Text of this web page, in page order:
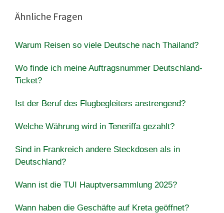
Ähnliche Fragen
Warum Reisen so viele Deutsche nach Thailand?
Wo finde ich meine Auftragsnummer Deutschland-
Ticket?
Ist der Beruf des Flugbegleiters anstrengend?
Welche Währung wird in Teneriffa gezahlt?
Sind in Frankreich andere Steckdosen als in
Deutschland?
Wann ist die TUI Hauptversammlung 2025?
Wann haben die Geschäfte auf Kreta geöffnet?